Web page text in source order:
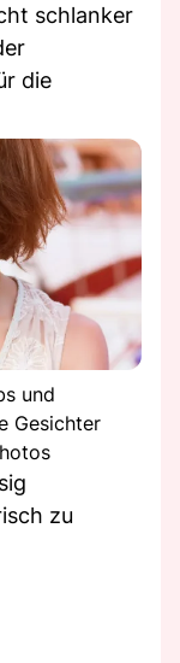
schlanker
die
und
Gesichter
zu